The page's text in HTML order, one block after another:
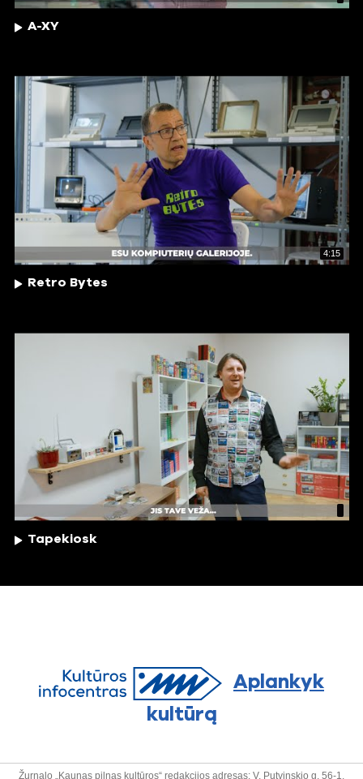
A-XY
4:15
Retro Bytes
Tapekiosk
Aplankyk
kultūrą
Žurnalo „Kaunas pilnas kultūros“ redakcijos adresas: V. Putvinskio g. 56-1,